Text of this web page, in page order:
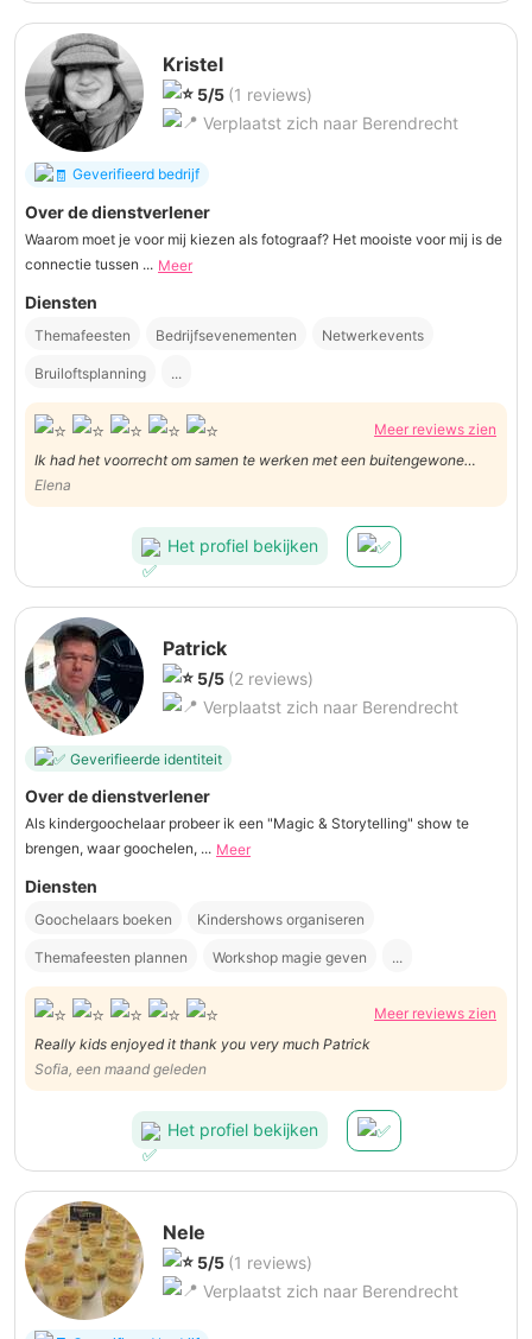
Kristel
5/5 (1 reviews)
Verplaatst zich naar Berendrecht
Geverifieerd bedrijf
Over de dienstverlener
Waarom moet je voor mij kiezen als fotograaf? Het mooiste voor mij is de
connectie tussen ... Meer
Diensten
Themafeesten Bedrijfsevenementen Netwerkevents
Bruiloftsplanning ...
Meer reviews zien
Ik had het voorrecht om samen te werken met een buitengewone
fotograaf die niet alleen onze verwachtingen overtrof, maar ook
momenten vastlegde die voor altijd in ons hart zullen blijven
resoneren. Vanaf het eerste contact straalde de fotograaf pr
Elena
Het profiel bekijken
Patrick
5/5 (2 reviews)
Verplaatst zich naar Berendrecht
Geverifieerde identiteit
Over de dienstverlener
Als kindergoochelaar probeer ik een "Magic & Storytelling" show te
brengen, waar goochelen, ... Meer
Diensten
Goochelaars boeken Kindershows organiseren
Themafeesten plannen Workshop magie geven ...
Meer reviews zien
Really kids enjoyed it thank you very much Patrick
Sofia, een maand geleden
Het profiel bekijken
Nele
5/5 (1 reviews)
Verplaatst zich naar Berendrecht